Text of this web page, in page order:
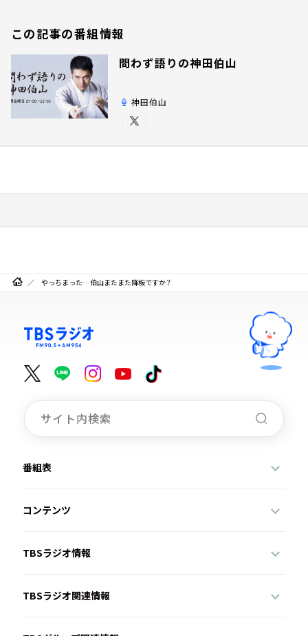
この記事の番組情報
問わず語りの神田伯山
神田伯山
やっちまった…伯山またまた降板ですか？
番組表
コンテンツ
TBSラジオ情報
TBSラジオ関連情報